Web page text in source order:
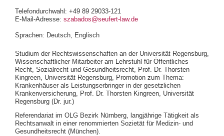
Telefondurchwahl: +49 89 29033-121
E-Mail-Adresse: szabados@seufert-law.de
Sprachen: Deutsch, Englisch
Studium der Rechtswissenschaften an der Universität Regensburg,
Wissenschaftlicher Mitarbeiter am Lehrstuhl für Öffentliches
Recht, Sozialrecht und Gesundheitsrecht, Prof. Dr. Thorsten
Kingreen, Universität Regensburg, Promotion zum Thema:
Krankenhäuser als Leistungserbringer in der gesetzlichen
Krankenversicherung, Prof. Dr. Thorsten Kingreen, Universität
Regensburg (Dr. jur.)
Referendariat im OLG Bezirk Nürnberg, langjährige Tätigkeit als
Rechtsanwalt in einer renommierten Sozietät für Medizin- und
Gesundheitsrecht (München).